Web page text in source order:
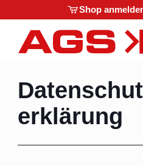
Shop
erklärung